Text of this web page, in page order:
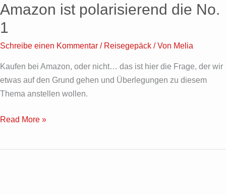
Amazon ist polarisierend die No.
1
Schreibe einen Kommentar / Reisegepäck / Von Melia
Kaufen bei Amazon, oder nicht… das ist hier die Frage, der wir
etwas auf den Grund gehen und Überlegungen zu diesem
Thema anstellen wollen.
polarisierend
die
No.
1
Read More »